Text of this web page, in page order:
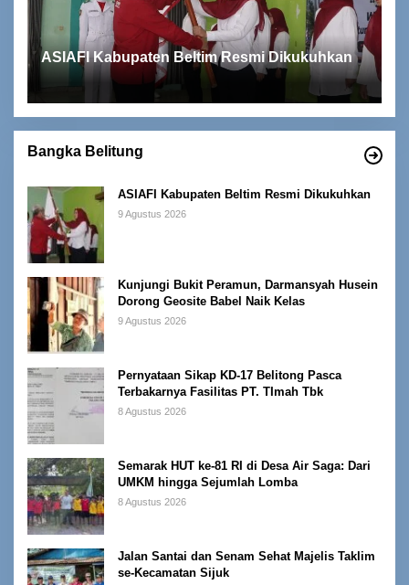
ASIAFI Kabupaten Beltim Resmi Dikukuhkan
Bangka Belitung
ASIAFI Kabupaten Beltim Resmi Dikukuhkan
9 Agustus 2026
Kunjungi Bukit Peramun, Darmansyah Husein
Dorong Geosite Babel Naik Kelas
9 Agustus 2026
Pernyataan Sikap KD-17 Belitong Pasca
Terbakarnya Fasilitas PT. TImah Tbk
8 Agustus 2026
Semarak HUT ke-81 RI di Desa Air Saga: Dari
UMKM hingga Sejumlah Lomba
8 Agustus 2026
Jalan Santai dan Senam Sehat Majelis Taklim
se-Kecamatan Sijuk